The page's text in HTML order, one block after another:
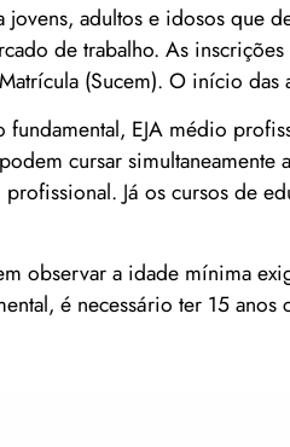
adultos e idosos que
de trabalho. As
(Sucem). O início
fundamental, EJA médio
cursar
Já os cursos de
observar a idade mínima
é necessário ter 15